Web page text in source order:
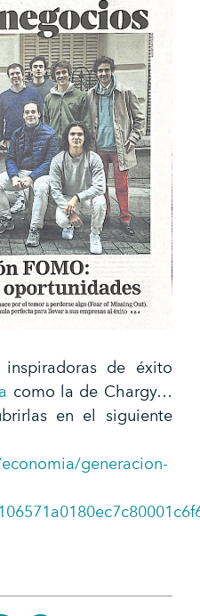
de éxito
como la de Chargy…
en el siguiente
generacion-